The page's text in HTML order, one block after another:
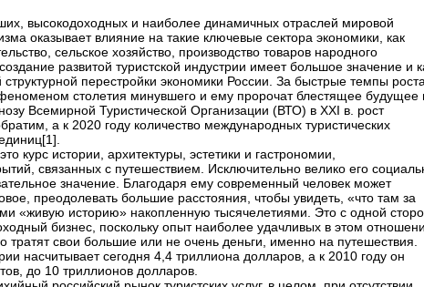
высокодоходных и наиболее динамичных отраслей мировой
оказывает влияние на такие ключевые сектора экономики, как
сельское хозяйство, производство товаров народного
развитой туристской индустрии имеет большое значение и
перестройки экономики России. За быстрые темпы
столетия минувшего и ему пророчат блестящее будущее
Всемирной Туристической Организации (ВТО) в XXI в. рост
а к 2020 году количество международных туристических
курс истории, архитектуры, эстетики и гастрономии,
связанных с путешествием. Исключительно велико его
значение. Благодаря ему современный человек может
преодолевать большие расстояния, чтобы увидеть, «что там за
«живую историю» накопленную тысячелетиями. Это с одной
бизнес, поскольку опыт наиболее удачливых в этом
тратят свои большие или не очень деньги, именно на путешествия.
насчитывает сегодня 4,4 триллиона долларов, а к 2010 году он
до 10 триллионов долларов.